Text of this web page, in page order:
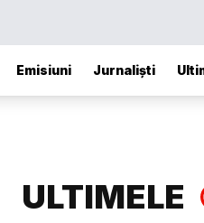
Emisiuni Jurnaliști
ULTIMELE